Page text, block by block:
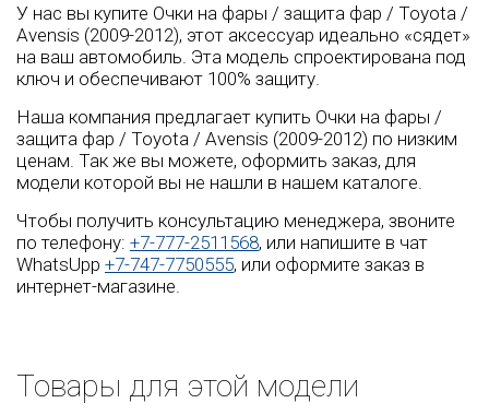
У нас вы купите Очки на фары / защита фар / Toyota /
Avensis (2009-2012), этот аксессуар идеально «сядет»
на ваш автомобиль. Эта модель спроектирована под
ключ и обеспечивают 100% защиту.
Наша компания предлагает купить Очки на фары /
защита фар / Toyota / Avensis (2009-2012) по низким
ценам. Так же вы можете, оформить заказ, для
модели которой вы не нашли в нашем каталоге.
Чтобы получить консультацию менеджера, звоните
по телефону: +7-777-2511568, или напишите в чат
WhatsUpp +7-747-7750555, или оформите заказ в
интернет-магазине.
Товары для этой модели